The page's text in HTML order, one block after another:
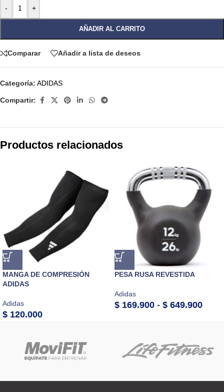
- +
AÑADIR AL CARRITO
Comparar Añadir a lista de deseos
Categoría: ADIDAS
Compartir:
Productos relacionados
MANGA DE COMPRESIÓN
ADIDAS
Adidas
$ 120.000
PESA RUSA REVESTIDA
Adidas
$ 169.900 - $ 649.900